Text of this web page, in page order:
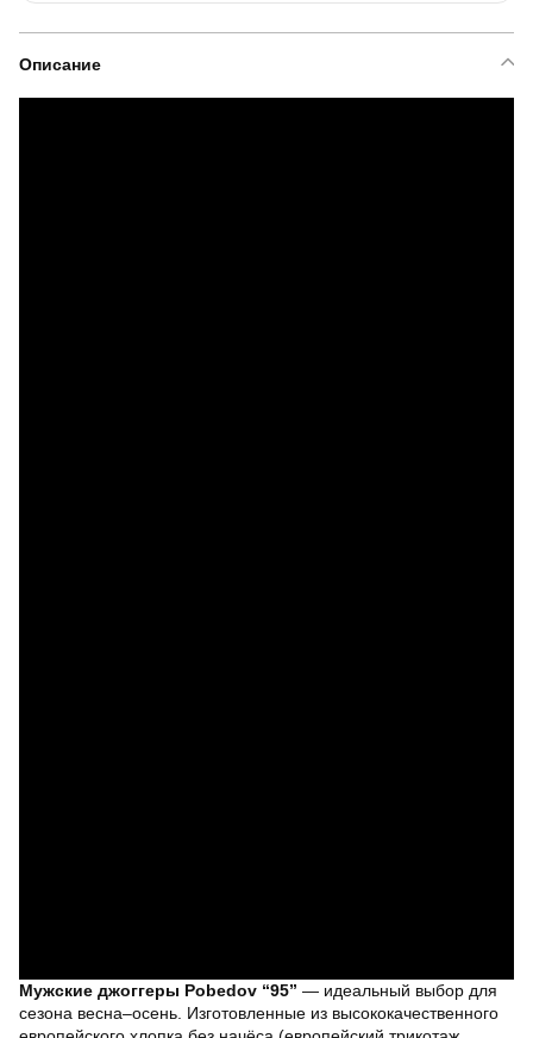
Описание
Мужские джоггеры Pobedov “95” — идеальный выбор для
сезона весна–осень. Изготовленные из высококачественного